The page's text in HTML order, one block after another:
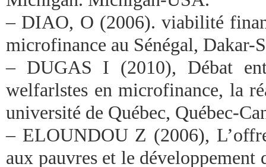
– DIAO, O (2006). viabilité
microfinance au Sénégal, Dakar-
– DUGAS I (2010), Débat
welfarlstes en microfinance, la
université de Québec, Québec-
– ELOUNDOU Z (2006),
aux pauvres et le